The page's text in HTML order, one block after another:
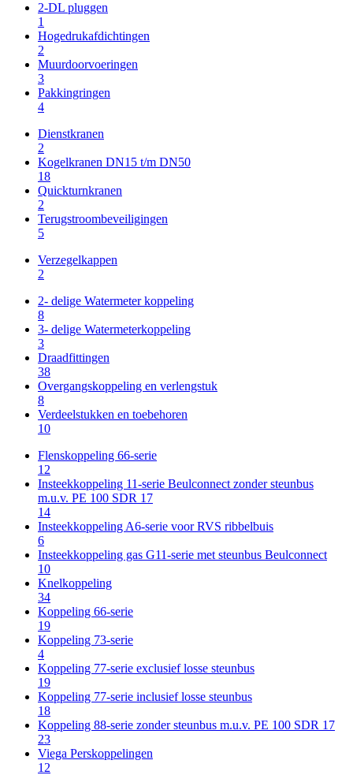
2-DL pluggen
1
Hogedrukafdichtingen
2
Muurdoorvoeringen
3
Pakkingringen
4
Dienstkranen
2
Kogelkranen DN15 t/m DN50
18
Quickturnkranen
2
Terugstroombeveiligingen
5
Verzegelkappen
2
2- delige Watermeter koppeling
8
3- delige Watermeterkoppeling
3
Draadfittingen
38
Overgangskoppeling en verlengstuk
8
Verdeelstukken en toebehoren
10
Flenskoppeling 66-serie
12
Insteekkoppeling 11-serie Beulconnect zonder steunbus
m.u.v. PE 100 SDR 17
14
Insteekkoppeling A6-serie voor RVS ribbelbuis
6
Insteekkoppeling gas G11-serie met steunbus Beulconnect
10
Knelkoppeling
34
Koppeling 66-serie
19
Koppeling 73-serie
4
Koppeling 77-serie exclusief losse steunbus
19
Koppeling 77-serie inclusief losse steunbus
18
Koppeling 88-serie zonder steunbus m.u.v. PE 100 SDR 17
23
Viega Perskoppelingen
12